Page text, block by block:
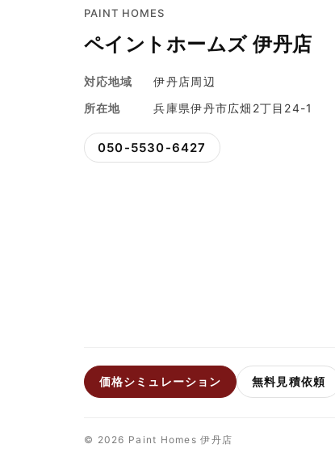
PAINT HOMES
ペイントホームズ 伊丹店
対応地域
伊丹店周辺
所在地
兵庫県伊丹市広畑2丁目24-1
050-5530-6427
価格シミュレーション 無料見積依頼
© 2026 Paint Homes 伊丹店